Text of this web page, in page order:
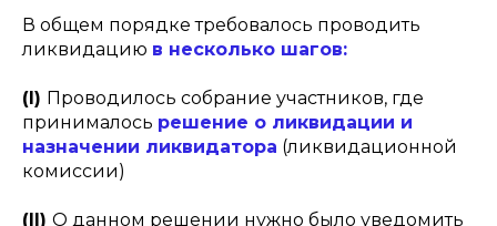
В общем порядке требовалось проводить
ликвидацию в несколько шагов:
(I) Проводилось собрание участников, где
принималось решение о ликвидации и
назначении ликвидатора (ликвидационной
комиссии)
(II) О данном решении нужно было уведомить